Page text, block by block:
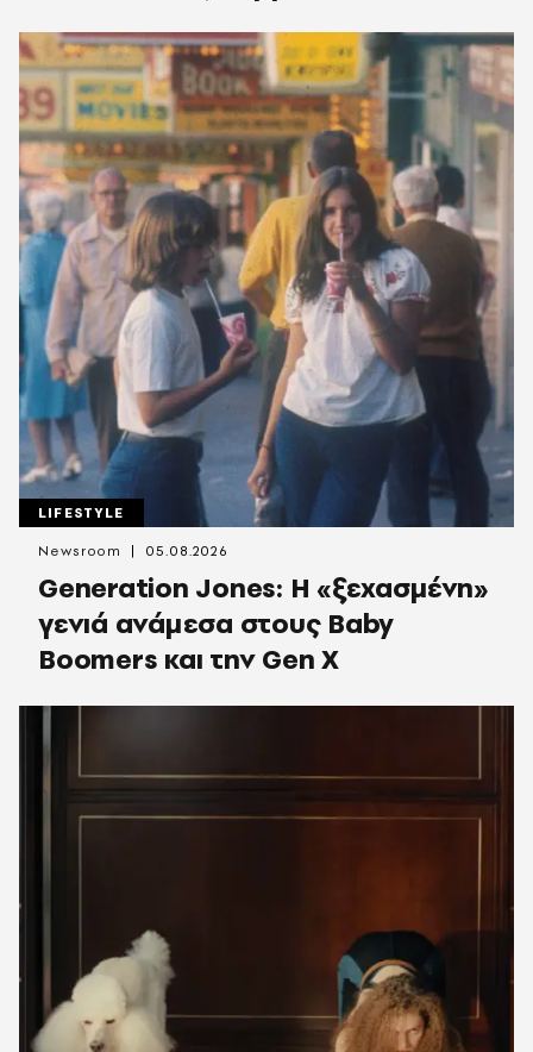
LIFESTYLE
Generation Jones: Η «ξεχασμένη»
γενιά ανάμεσα στους Baby
Boomers και την Gen X
Newsroom 05.08.2026